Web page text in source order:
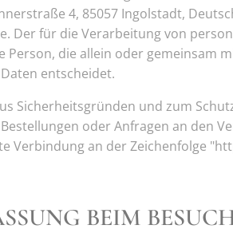
4, 85057 Ingolstadt,
Der für die Verarbeitung von
die allein oder gemeinsam
entscheidet.
Sicherheitsgründen und zum
oder Anfragen an den
Verbindung an der Zeichenfolge
BEIM